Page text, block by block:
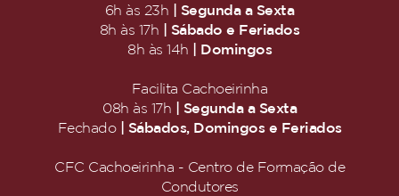
6h às 23h
| Segunda a Sexta
8h às 17h
| Sábado e Feriados
8h às 14h
| Domingos
Facilita Cachoeirinha
08h às 17h
| Segunda a Sexta
Fechado
| Sábados, Domingos e Feriados
CFC Cachoeirinha - Centro de Formação de
Condutores